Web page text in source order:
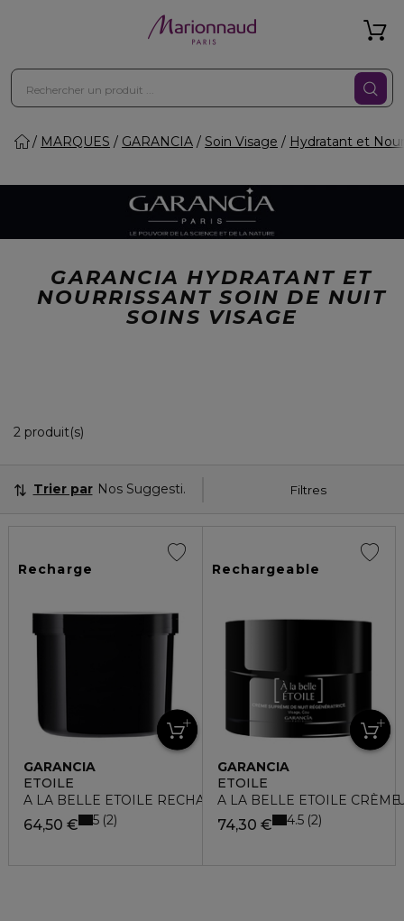
MARQUES GARANCIA Soin Visage Hydratant et
GARANCIA HYDRATANT ET
NOURRISSANT SOIN DE NUIT
SOINS VISAGE
2 produit(s)
Filtres
Trier par Nos Suggestions
Recharge
GARANCIA
ETOILE
A LA BELLE ETOILE RECHARGE CRÈME SUPRÊME DE
64,50 € 5 2
Rechargeable
GARANCIA
ETOILE
A LA BELLE ETOILE
74,30 € 4.5 2